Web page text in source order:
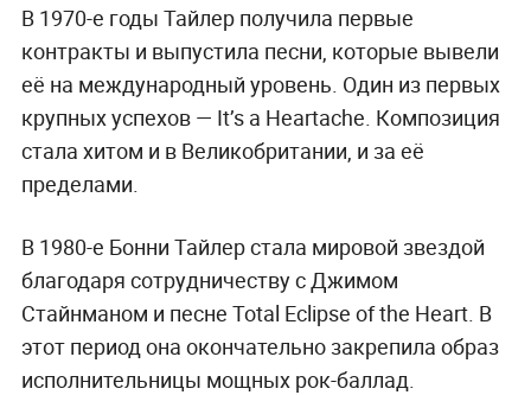
В 1970-е годы Тайлер получила первые
контракты и выпустила песни, которые вывели
её на международный уровень. Один из первых
крупных успехов — It’s a Heartache. Композиция
стала хитом и в Великобритании, и за её
пределами.
В 1980-е Бонни Тайлер стала мировой звездой
благодаря сотрудничеству с Джимом
Стайнманом и песне Total Eclipse of the Heart. В
этот период она окончательно закрепила образ
исполнительницы мощных рок-баллад.